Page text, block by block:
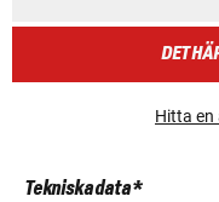
DET
Hitta en
Tekniska data *